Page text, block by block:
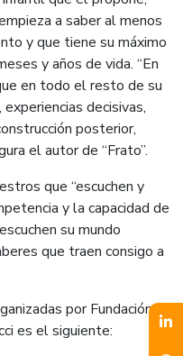
a saber al menos
y que tiene su máximo
y años de vida. “En
en todo el resto de su
decisivas,
posterior,
el autor de “Frato”.
que “escuchen y
y la capacidad de
su mundo
que traen consigo a
por Fundación
es el siguiente: